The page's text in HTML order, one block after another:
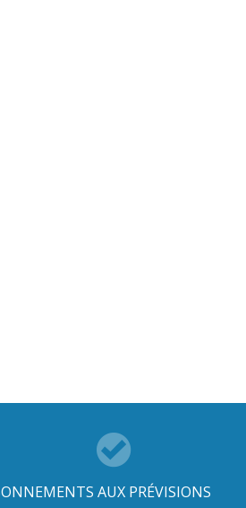
AUX PRÉVISIONS